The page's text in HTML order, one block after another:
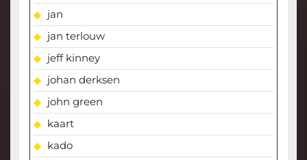
jan
jan terlouw
jeff kinney
johan derksen
john green
kaart
kado